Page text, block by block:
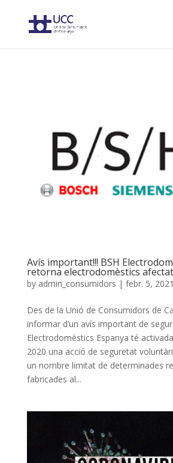
Avís important!!! BSH
retorna electrodomèstics
by admin_consumidors | febr. 5, 2021
Des de la Unió de Consumidors de
informar d’un avís important de
Electrodomèstics Espanya té
2020 una acció de seguretat
un nombre limitat de determinades
fabricades al...